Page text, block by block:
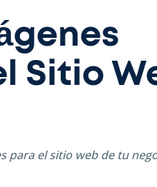
Sitio
para el sitio web de tu